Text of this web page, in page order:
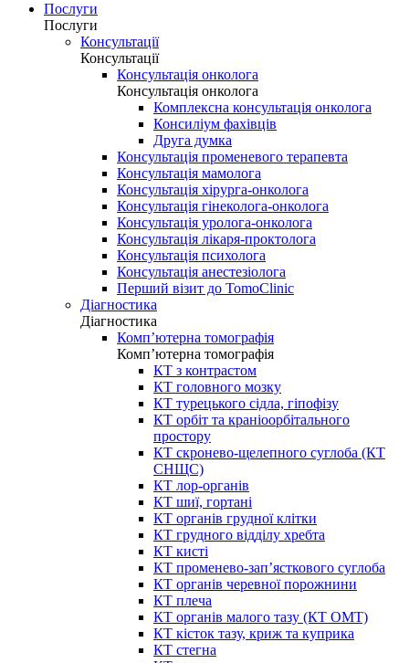
Послуги
Послуги
Консультації
Консультації
Консультація онколога
Консультація онколога
Комплексна консультація онколога
Консиліум фахівців
Друга думка
Консультація променевого терапевта
Консультація мамолога
Консультація хірурга-онколога
Консультація гінеколога-онколога
Консультація уролога-онколога
Консультація лікаря-проктолога
Консультація психолога
Консультація анестезіолога
Перший візит до TomoClinic
Діагностика
Діагностика
Комп’ютерна томографія
Комп’ютерна томографія
КТ з контрастом
КТ головного мозку
КТ турецького сідла, гіпофізу
КТ орбіт та краніоорбітального
простору
КТ скронево-щелепного суглоба (КТ
СНЩС)
КТ лор-органів
КТ шиї, гортані
КТ органів грудної клітки
КТ грудного відділу хребта
КТ кисті
КТ променево-зап’ясткового суглоба
КТ органів черевної порожнини
КТ плеча
КТ органів малого тазу (КТ ОМТ)
КТ кісток тазу, криж та куприка
КТ стегна